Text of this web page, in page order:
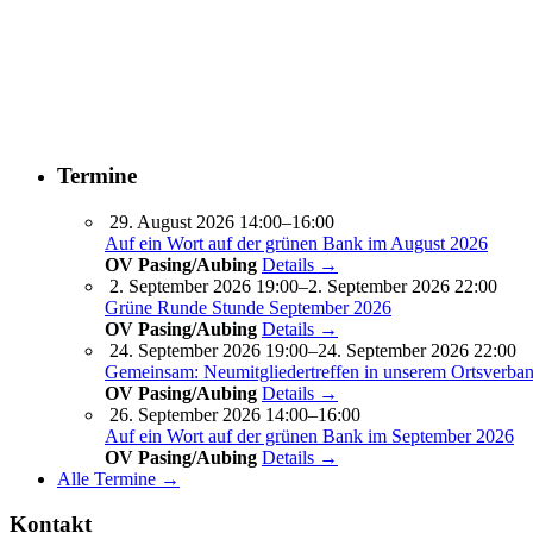
Termine
29. August 2026 14:00–16:00
Auf ein Wort auf der grünen Bank im August 2026
OV Pasing/Aubing Details →
2. September 2026 19:00–2. September 2026 22:00
Grüne Runde Stunde September 2026
OV Pasing/Aubing Details →
24. September 2026 19:00–24. September 2026 22:00
Gemeinsam: Neumitgliedertreffen in unserem
OV Pasing/Aubing Details →
26. September 2026 14:00–16:00
Auf ein Wort auf der grünen Bank im September 2026
OV Pasing/Aubing Details →
Alle Termine →
Kontakt